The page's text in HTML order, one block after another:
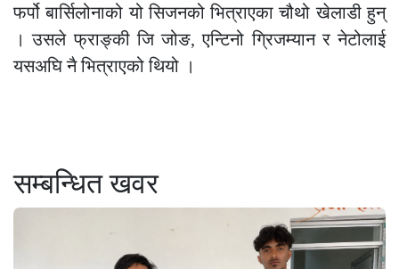
फर्पो बार्सिलोनाको यो सिजनको भित्राएका चौथो खेलाडी हुन्
। उसले फ्राङ्की जि जोङ, एन्टिनो ग्रिजम्यान र नेटोलाई
यसअघि नै भित्राएको थियो ।
सम्बन्धित खवर